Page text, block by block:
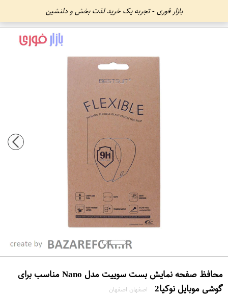
بازار فوری - تجربه یک خرید لذت بخش و دلنشین
محافظ صفحه نمایش بست سوییت مدل Nano مناسب برای
گوشی موبایل نوکیا2
اصفهان اصفهان